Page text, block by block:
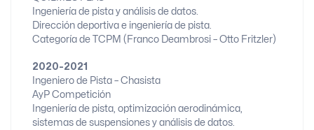
Ingeniería de pista y análisis de datos.
Dirección deportiva e ingeniería de pista.
Categoría de TCPM (Franco Deambrosi – Otto Fritzler)
2020-2021
Ingeniero de Pista – Chasista
AyP Competición
Ingeniería de pista, optimización aerodinámica,
sistemas de suspensiones y análisis de datos.